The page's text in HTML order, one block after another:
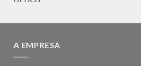
A EMPRESA